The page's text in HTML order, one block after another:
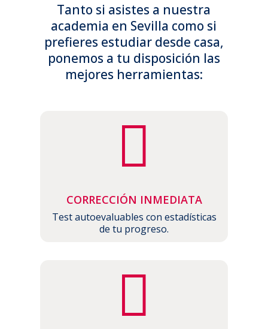
Tanto si asistes a nuestra
academia en Sevilla como si
prefieres estudiar desde casa,
ponemos a tu disposición las
mejores herramientas:

CORRECCIÓN INMEDIATA
Test autoevaluables con estadísticas
de tu progreso.
